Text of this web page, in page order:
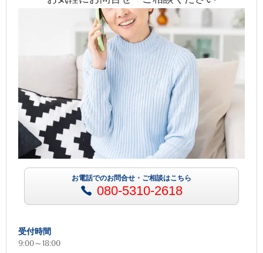
お電話でのお問合せ・ご相談はこちら
080-5310-2618
受付時間
9:00～18:00